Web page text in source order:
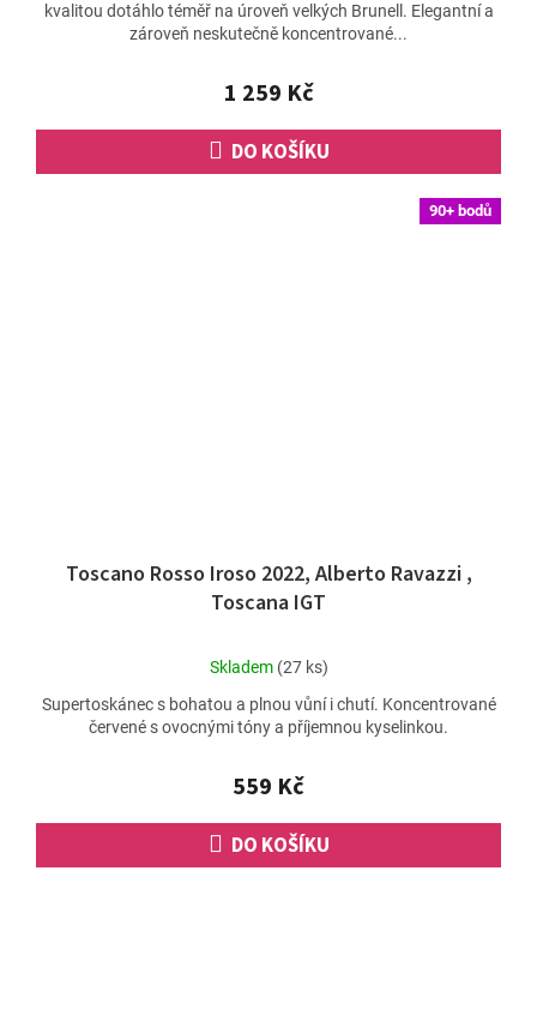
1 259 Kč
DO KOŠÍKU
kvalitou dotáhlo téměř na úroveň velkých Brunell. Elegantní a
zároveň neskutečně koncentrované...
90+ bodů
Toscano Rosso Iroso 2022, Alberto Ravazzi ,
Toscana IGT
Průměrné
produktu
je
z
5
hvězdiček.
Skladem (27 ks)
559 Kč
DO KOŠÍKU
Supertoskánec s bohatou a plnou vůní i chutí. Koncentrované
červené s ovocnými tóny a příjemnou kyselinkou.